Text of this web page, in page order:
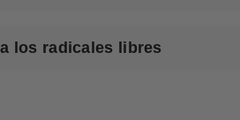
los radicales libres